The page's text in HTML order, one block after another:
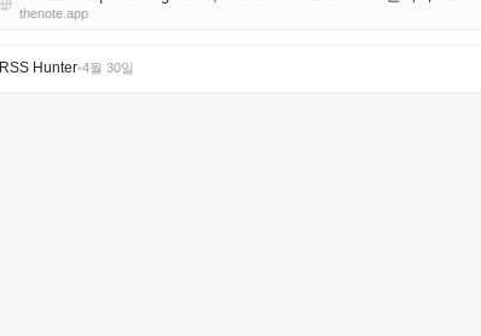
thenote.app
RSS Hunter•4월 30일